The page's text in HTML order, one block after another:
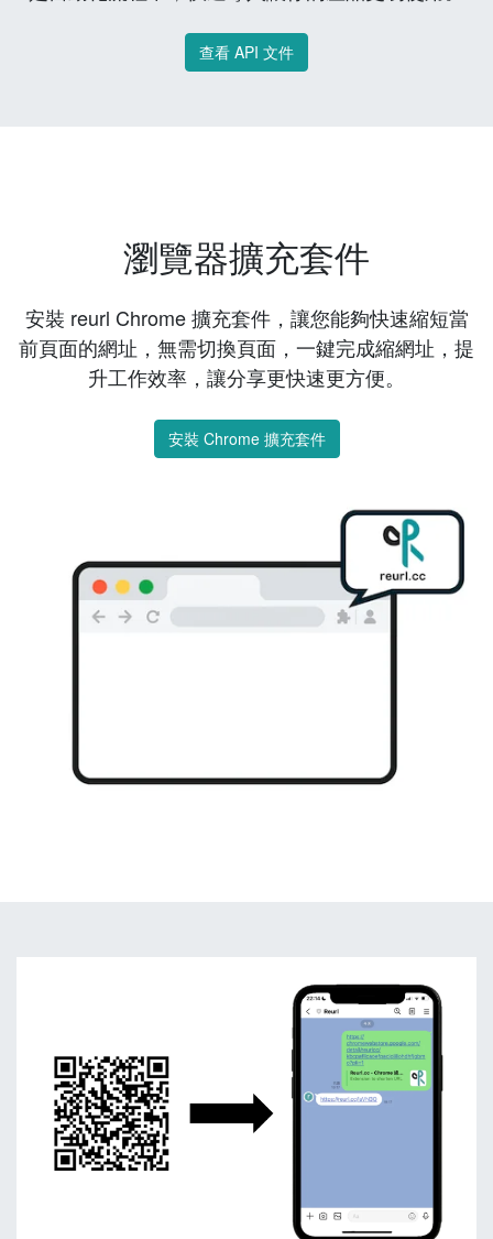
查看 API 文件
瀏覽器擴充套件
安裝 reurl Chrome 擴充套件，讓您能夠快速縮短當
前頁面的網址，無需切換頁面，一鍵完成縮網址，提
升工作效率，讓分享更快速更方便。
安裝 Chrome 擴充套件